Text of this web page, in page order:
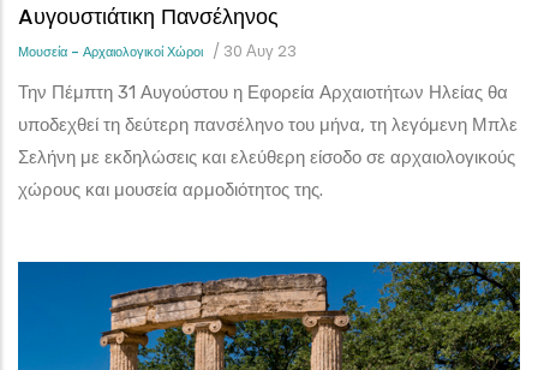
Aυγουστιάτικη Πανσέληνος
Μουσεία - Αρχαιολογικοί Χώροι / 30 Αυγ 23
Την Πέμπτη 31 Αυγούστου η Εφορεία Αρχαιοτήτων Ηλείας θα
υποδεχθεί τη δεύτερη πανσέληνο του μήνα, τη λεγόμενη Μπλε
Σελήνη με εκδηλώσεις και ελεύθερη είσοδο σε αρχαιολογικούς
χώρους και μουσεία αρμοδιότητος της.